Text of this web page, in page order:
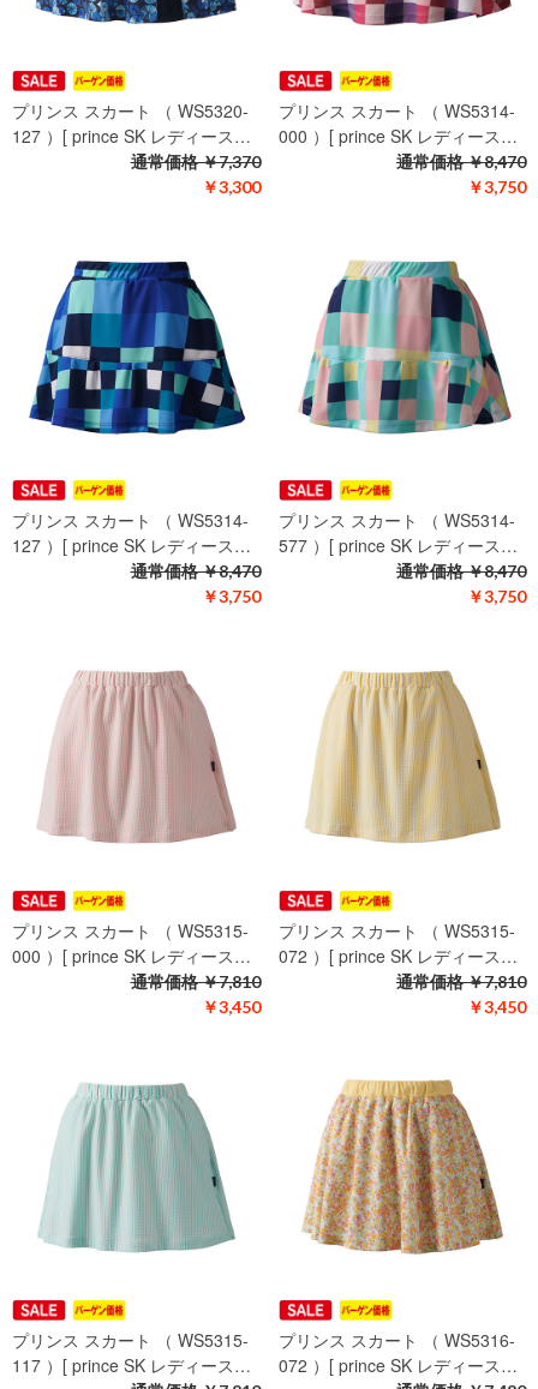
プリンス スカート （ WS5320-
127 ）[ prince SK レディース…
￥3,300
通常価格￥7,370
プリンス スカート （ WS5314-
000 ）[ prince SK レディース…
￥3,750
通常価格￥8,470
プリンス スカート （ WS5314-
127 ）[ prince SK レディース…
￥3,750
通常価格￥8,470
プリンス スカート （ WS5314-
577 ）[ prince SK レディース…
￥3,750
通常価格￥8,470
プリンス スカート （ WS5315-
000 ）[ prince SK レディース…
￥3,450
通常価格￥7,810
プリンス スカート （ WS5315-
072 ）[ prince SK レディース…
￥3,450
通常価格￥7,810
プリンス スカート （ WS5315-
117 ）[ prince SK レディース…
プリンス スカート （ WS5316-
072 ）[ prince SK レディース…